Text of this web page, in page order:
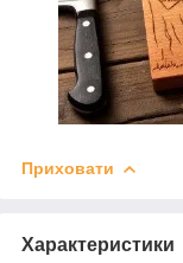
Приховати
Характеристики